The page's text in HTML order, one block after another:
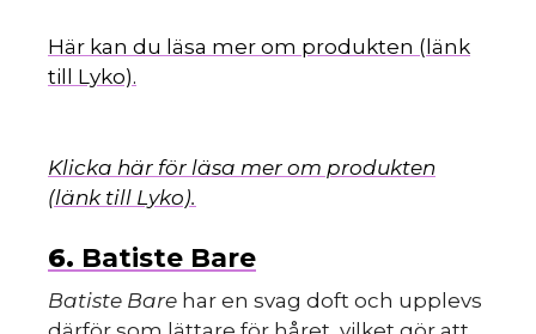
Här kan du läsa mer om produkten (länk
till Lyko).
Klicka här för läsa mer om produkten
(länk till Lyko).
6. Batiste Bare
Batiste Bare har en svag doft och upplevs